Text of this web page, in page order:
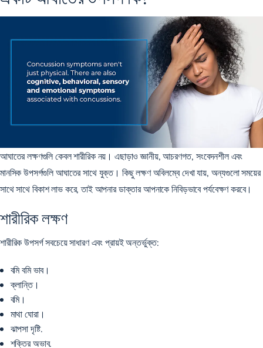
আঘাতের লক্ষণগুলি কেবল শারীরিক নয়। এছাড়াও জ্ঞানীয়, আচরণগত, সংবেদনশীল এবং
মানসিক উপসর্গগুলি আঘাতের সাথে যুক্ত। কিছু লক্ষণ অবিলম্বে দেখা যায়, অন্যগুলো সময়ের
সাথে সাথে বিকাশ লাভ করে, তাই আপনার ডাক্তার আপনাকে নিবিড়ভাবে পর্যবেক্ষণ করবে।
শারীরিক লক্ষণ
শারীরিক উপসর্গ সবচেয়ে সাধারণ এবং প্রায়ই অন্তর্ভুক্ত:
বমি বমি ভাব।
ক্লান্তি।
বমি।
মাথা ঘোরা।
ঝাপসা দৃষ্টি.
শক্তির অভাব.